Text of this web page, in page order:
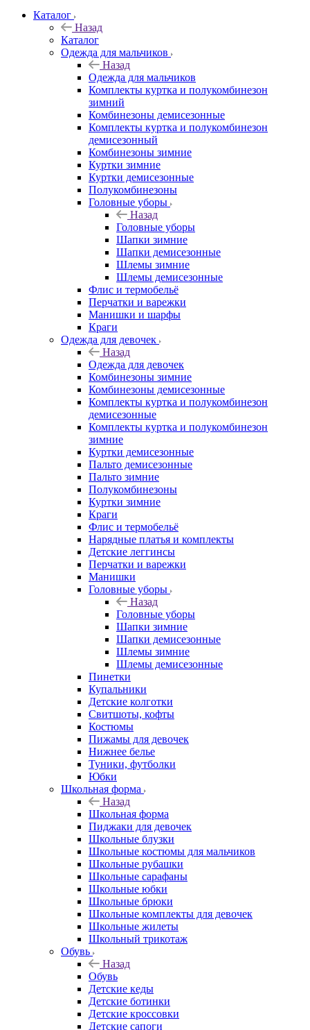
Каталог
Назад
Каталог
Одежда для мальчиков
Назад
Одежда для мальчиков
Комплекты куртка и полукомбинезон
зимний
Комбинезоны демисезонные
Комплекты куртка и полукомбинезон
демисезонный
Комбинезоны зимние
Куртки зимние
Куртки демисезонные
Полукомбинезоны
Головные уборы
Назад
Головные уборы
Шапки зимние
Шапки демисезонные
Шлемы зимние
Шлемы демисезонные
Флис и термобельё
Перчатки и варежки
Манишки и шарфы
Краги
Одежда для девочек
Назад
Одежда для девочек
Комбинезоны зимние
Комбинезоны демисезонные
Комплекты куртка и полукомбинезон
демисезонные
Комплекты куртка и полукомбинезон
зимние
Куртки демисезонные
Пальто демисезонные
Пальто зимние
Полукомбинезоны
Куртки зимние
Краги
Флис и термобельё
Нарядные платья и комплекты
Детские леггинсы
Перчатки и варежки
Манишки
Головные уборы
Назад
Головные уборы
Шапки зимние
Шапки демисезонные
Шлемы зимние
Шлемы демисезонные
Пинетки
Купальники
Детские колготки
Свитшоты, кофты
Костюмы
Пижамы для девочек
Нижнее белье
Туники, футболки
Юбки
Школьная форма
Назад
Школьная форма
Пиджаки для девочек
Школьные блузки
Школьные костюмы для мальчиков
Школьные рубашки
Школьные сарафаны
Школьные юбки
Школьные брюки
Школьные комплекты для девочек
Школьные жилеты
Школьный трикотаж
Обувь
Назад
Обувь
Детские кеды
Детские ботинки
Детские кроссовки
Детские сапоги